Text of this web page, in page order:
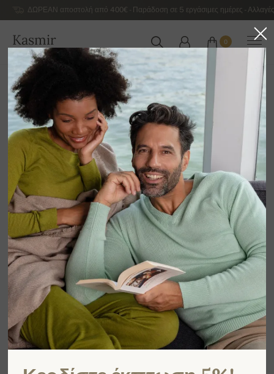
ΔΩΡΕΑΝ αποστολή από 400€ - Παράδοση σε 5 εργάσιμες ημέρες -
Kasmir
ΕΛΛΆΔΑ
0
Αρχική
Γυναικεία κασμιρένια πουλόβερ πολυτελείας
Γυναικεία κασμιρένια ζιβάγκο